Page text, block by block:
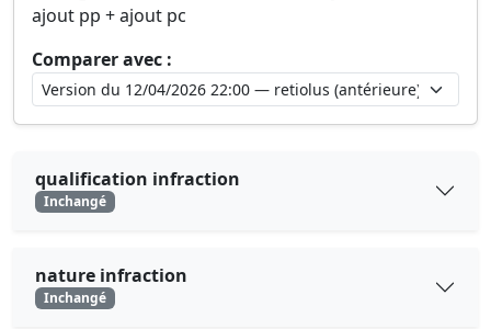
ajout pp + ajout pc
Comparer avec :
qualification infraction
Inchangé
nature infraction
Inchangé